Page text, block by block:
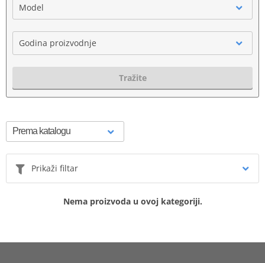
Model
Godina proizvodnje
Tražite
Prikaži filtar
Nema proizvoda u ovoj kategoriji.